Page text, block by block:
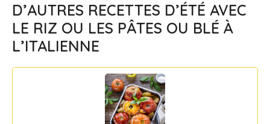
D’AUTRES RECETTES D’ÉTÉ AVEC
LE RIZ OU LES PÂTES OU BLÉ À
L’ITALIENNE